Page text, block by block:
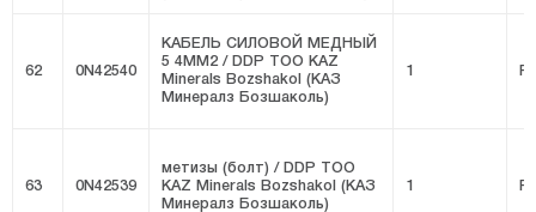
62 0N42540
КАБЕЛЬ СИЛОВОЙ МЕДНЫЙ
5 4MM2 / DDP ТОО KAZ
Minerals Bozshakol (КАЗ
Минералз Бозшаколь)
1
63 0N42539
метизы (болт) / DDP ТОО
KAZ Minerals Bozshakol (КАЗ
Минералз Бозшаколь)
1